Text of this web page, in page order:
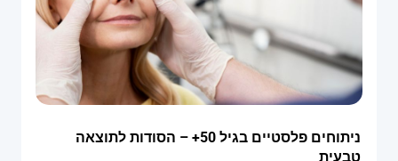
ניתוחים פלסטיים בגיל 50+ – הסודות לתוצאה
טבעית